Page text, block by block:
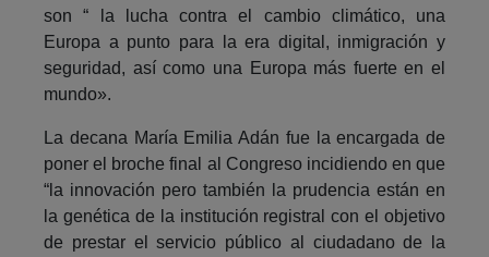
son “ la lucha contra el cambio climático, una
Europa a punto para la era digital, inmigración y
seguridad, así como una Europa más fuerte en el
mundo».
La decana María Emilia Adán fue la encargada de
poner el broche final al Congreso incidiendo en que
“la innovación pero también la prudencia están en
la genética de la institución registral con el objetivo
de prestar el servicio público al ciudadano de la